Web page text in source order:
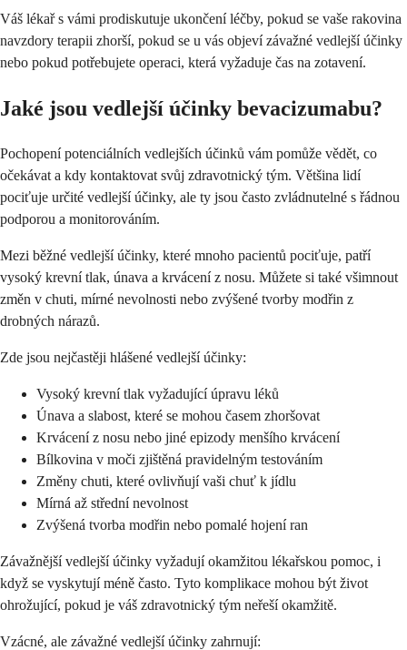
Váš lékař s vámi prodiskutuje ukončení léčby, pokud se vaše rakovina
navzdory terapii zhorší, pokud se u vás objeví závažné vedlejší účinky
nebo pokud potřebujete operaci, která vyžaduje čas na zotavení.
Jaké jsou vedlejší účinky bevacizumabu?
Pochopení potenciálních vedlejších účinků vám pomůže vědět, co
očekávat a kdy kontaktovat svůj zdravotnický tým. Většina lidí
pociťuje určité vedlejší účinky, ale ty jsou často zvládnutelné s řádnou
podporou a monitorováním.
Mezi běžné vedlejší účinky, které mnoho pacientů pociťuje, patří
vysoký krevní tlak, únava a krvácení z nosu. Můžete si také všimnout
změn v chuti, mírné nevolnosti nebo zvýšené tvorby modřin z
drobných nárazů.
Zde jsou nejčastěji hlášené vedlejší účinky:
Vysoký krevní tlak vyžadující úpravu léků
Únava a slabost, které se mohou časem zhoršovat
Krvácení z nosu nebo jiné epizody menšího krvácení
Bílkovina v moči zjištěná pravidelným testováním
Změny chuti, které ovlivňují vaši chuť k jídlu
Mírná až střední nevolnost
Zvýšená tvorba modřin nebo pomalé hojení ran
Závažnější vedlejší účinky vyžadují okamžitou lékařskou pomoc, i
když se vyskytují méně často. Tyto komplikace mohou být život
ohrožující, pokud je váš zdravotnický tým neřeší okamžitě.
Vzácné, ale závažné vedlejší účinky zahrnují: